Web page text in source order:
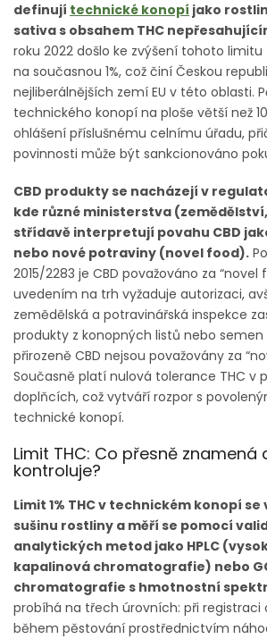
definují technické konopí jako
sativa s obsahem THC
roku 2022 došlo ke zvýšení tohoto limitu
na současnou 1%, což činí Českou
nejliberálnějších zemí EU v této oblasti.
technického konopí na ploše větší než
ohlášení příslušnému celnímu úřadu,
povinnosti může být sankcionováno
CBD produkty se nacházejí v
kde různé ministerstva
střídavě interpretují povahu CBD
nebo nové potraviny (novel food).
2015/2283 je CBD považováno za “novel
uvedením na trh vyžaduje autorizaci,
zemědělská a potravinářská inspekce
produkty z konopných listů nebo
přirozeně CBD nejsou považovány za
Současně platí nulová tolerance THC v
doplňcích, což vytváří rozpor s
technické konopí.
Limit THC: Co přesně znamená
kontroluje?
Limit 1% THC v technickém konopí
sušinu rostliny a měří se pomocí
analytických metod jako HPLC
kapalinová chromatografie) nebo
chromatografie s hmotnostní
probíhá na třech úrovních: při registraci
během pěstování prostřednictvím